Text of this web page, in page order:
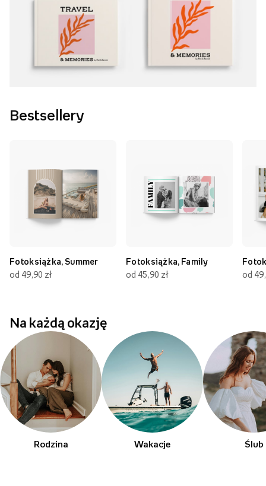
Bestsellery
Fotoksiążka, Summer
od 49,90 zł
Fotoksiążka, Family
od 45,90 zł
od
Na każdą okazję
Rodzina Wakacje Ślub